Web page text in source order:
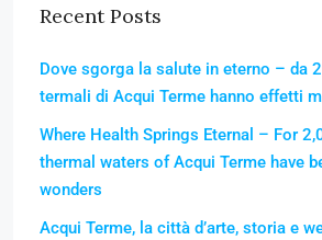
Recent Posts
Dove sgorga la salute in eterno – da
termali di Acqui Terme hanno effetti
Where Health Springs Eternal – For
thermal waters of Acqui Terme have
wonders
Acqui Terme, la città d’arte, storia e